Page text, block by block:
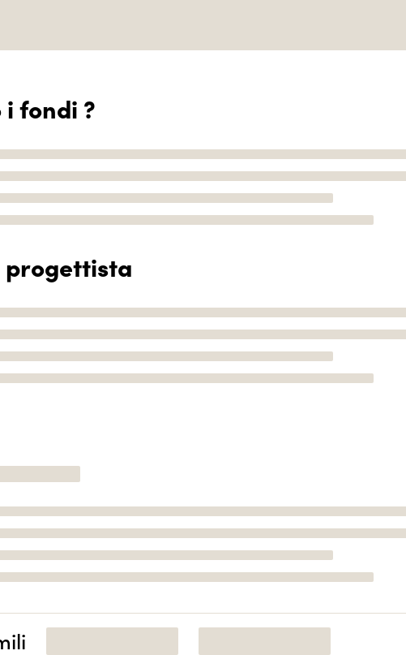
fondi ?
progettista